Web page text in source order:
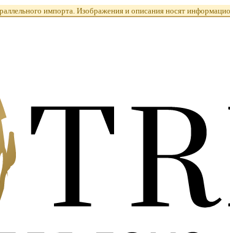
импорта. Изображения и описания носят